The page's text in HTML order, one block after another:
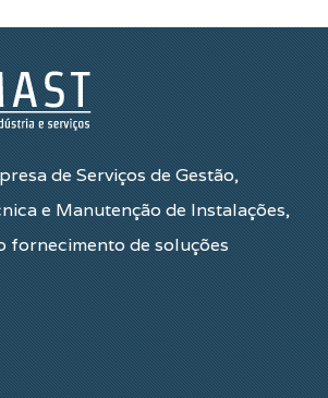
de Serviços de Gestão,
e Manutenção de Instalações,
fornecimento de soluções